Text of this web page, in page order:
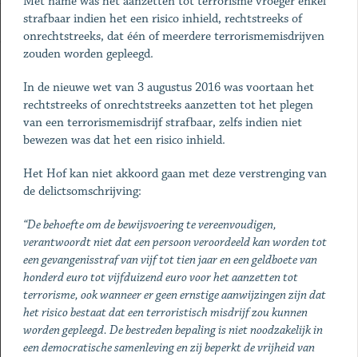
strafbaar indien het een risico inhield, rechtstreeks of
onrechtstreeks, dat één of meerdere terrorismemisdrijven
zouden worden gepleegd.
In de nieuwe wet van 3 augustus 2016 was voortaan het
rechtstreeks of onrechtstreeks aanzetten tot het plegen
van een terrorismemisdrijf strafbaar, zelfs indien niet
bewezen was dat het een risico inhield.
Het Hof kan niet akkoord gaan met deze verstrenging van
de delictsomschrijving:
“De behoefte om de bewijsvoering te vereenvoudigen,
verantwoordt niet dat een persoon veroordeeld kan worden tot
een gevangenisstraf van vijf tot tien jaar en een geldboete van
honderd euro tot vijfduizend euro voor het aanzetten tot
terrorisme, ook wanneer er geen ernstige aanwijzingen zijn dat
het risico bestaat dat een terroristisch misdrijf zou kunnen
worden gepleegd. De bestreden bepaling is niet noodzakelijk in
een democratische samenleving en zij beperkt de vrijheid van